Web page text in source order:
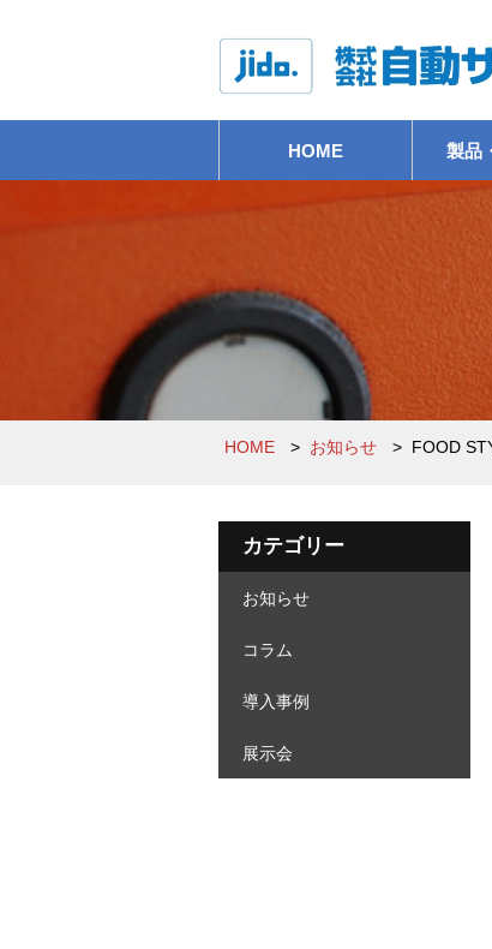
HOME 製品
その他
HOME > お知らせ > FOOD
カテゴリー
お知らせ
コラム
導入事例
展示会